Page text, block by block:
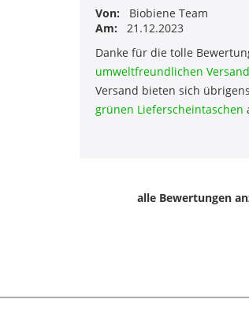
Von:
Biobiene Team
Am:
21.12.2023
Danke für die tolle
umweltfreundlichen
Versand bieten sich
grünen Lieferscheintaschen
alle Bewertungen